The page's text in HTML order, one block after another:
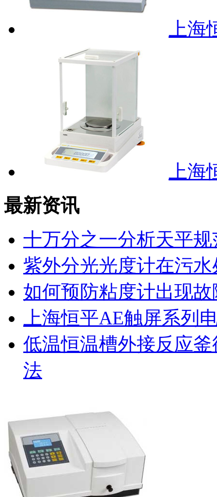
上
上
最新资讯
十万分之一分析天平
紫外分光光度计在污
如何预防粘度计出现故
上海恒平AE触屏系列
低温恒温槽外接反应
法